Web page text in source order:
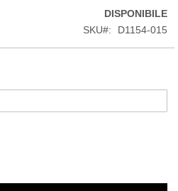
DISPONIBILE
SKU
D1154-015